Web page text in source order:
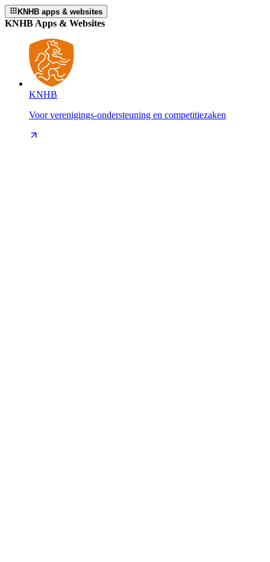
KNHB apps & websites
KNHB Apps & Websites
KNHB
Voor verenigings-ondersteuning en competitiezaken